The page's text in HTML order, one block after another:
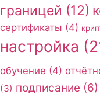
границей (12)
сертификаты (4)
настройка
обучение (4)
(3) подписание (6)